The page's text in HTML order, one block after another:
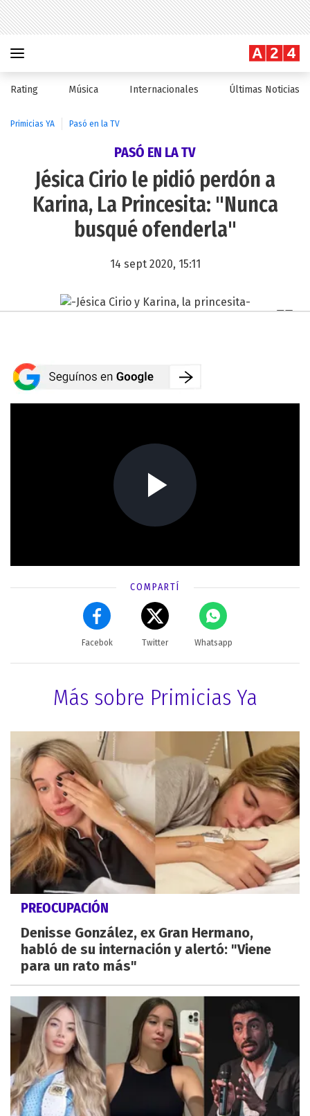
Rating Música Internacionales Últimas Noticias
Primicias YA Pasó en la TV
PASÓ EN LA TV
Jésica Cirio le pidió perdón a
Karina, La Princesita: "Nunca
busqué ofenderla"
14 sept 2020, 15:11
COMPARTÍ
Facebok Twitter Whatsapp
Más sobre Primicias Ya
PREOCUPACIÓN
Denisse González, ex Gran Hermano,
habló de su internación y alertó: "Viene
para un rato más"